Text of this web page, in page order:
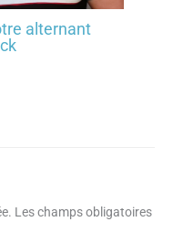
alternant
Les champs obligatoires